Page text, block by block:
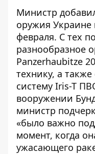
Министр
оружия Украине
февраля. С тех
разнообразное
Panzerhaubitze
технику, а
систему Iris-T
вооружении
министр
«было важно
момент, когда
ужасающего